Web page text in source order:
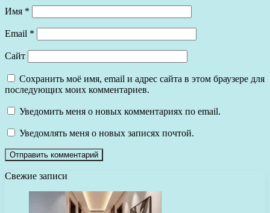
Имя *
Email *
Сайт
Сохранить моё имя, email и адрес сайта в этом браузере для
последующих моих комментариев.
Уведомить меня о новых комментариях по email.
Уведомлять меня о новых записях почтой.
Свежие записи